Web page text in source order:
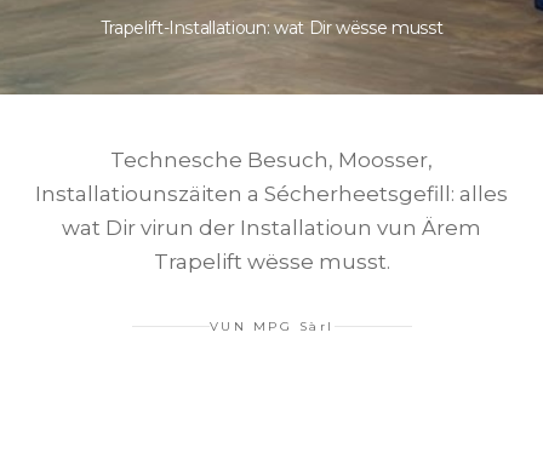
Trapelift-Installatioun: wat Dir wësse musst
Technesche Besuch, Moosser,
Installatiounszäiten a Sécherheetsgefill: alles
wat Dir virun der Installatioun vun Ärem
Trapelift wësse musst.
VUN MPG Sàrl